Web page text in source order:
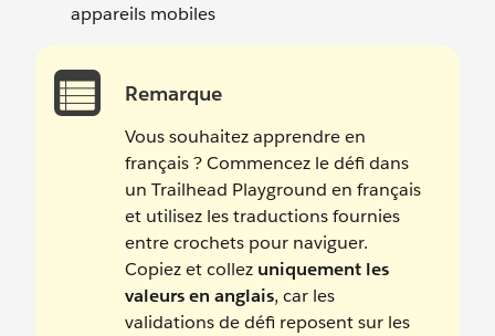
appareils mobiles
Remarque
Vous souhaitez apprendre en
français ? Commencez le défi dans
un Trailhead Playground en français
et utilisez les traductions fournies
entre crochets pour naviguer.
Copiez et collez uniquement les
valeurs en anglais, car les
validations de défi reposent sur les